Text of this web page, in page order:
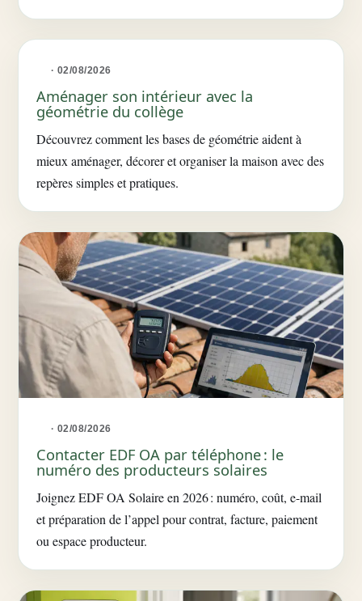
· 02/08/2026
Aménager son intérieur avec la
géométrie du collège
Découvrez comment les bases de géométrie aident à
mieux aménager, décorer et organiser la maison avec des
repères simples et pratiques.
· 02/08/2026
Contacter EDF OA par téléphone : le
numéro des producteurs solaires
Joignez EDF OA Solaire en 2026 : numéro, coût, e-mail
et préparation de l’appel pour contrat, facture, paiement
ou espace producteur.